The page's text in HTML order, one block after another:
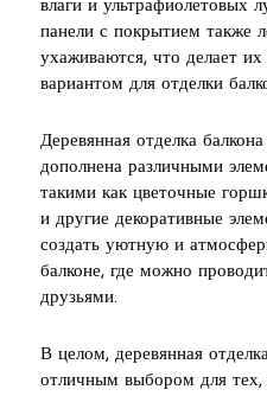
влаги и ультрафиолетовых
панели с покрытием также
ухаживаются, что делает
вариантом для отделки
Деревянная отделка
дополнена различными
такими как цветочные
и другие декоративные
создать уютную и
балконе, где можно
друзьями.
В целом, деревянная
отличным выбором для тех,